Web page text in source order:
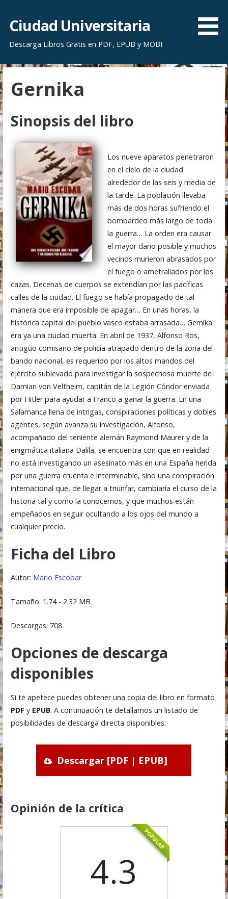
r
a
l
c
o
n
e
n
i
d
o
Ciudad Universitaria
Descarga Libros Gratis en PDF, EPUB y MOBI
Gernika
Sinopsis del libro
Los nueve aparatos penetraron
en el cielo de la ciudad
alrededor de las seis y media de
la tarde. La población llevaba
más de dos horas sufriendo el
bombardeo más largo de toda
la guerra… La orden era causar
el mayor daño posible y muchos
vecinos murieron abrasados por
el fuego o ametrallados por los
cazas. Decenas de cuerpos se extendían por las pacíficas
calles de la ciudad. El fuego se había propagado de tal
manera que era imposible de apagar… En unas horas, la
histórica capital del pueblo vasco estaba arrasada… Gernika
era ya una ciudad muerta. En abril de 1937, Alfonso Ros,
antiguo comisario de policía atrapado dentro de la zona del
bando nacional, es requerido por los altos mandos del
ejército sublevado para investigar la sospechosa muerte de
Damian von Veltheim, capitán de la Legión Cóndor enviada
por Hitler para ayudar a Franco a ganar la guerra. En una
Salamanca llena de intrigas, conspiraciones políticas y dobles
agentes, según avanza su investigación, Alfonso,
acompañado del teniente alemán Raymond Maurer y de la
enigmática italiana Dalila, se encuentra con que en realidad
no está investigando un asesinato más en una España herida
por una guerra cruenta e interminable, sino una conspiración
internacional que, de llegar a triunfar, cambiaría el curso de la
historia tal y como la conocemos, y que muchos están
empeñados en seguir ocultando a los ojos del mundo a
cualquier precio.
Ficha del Libro
Autor: Mario Escobar
Tamaño: 1.74 - 2.32 MB
Descargas: 708
Opciones de descarga
disponibles
Si te apetece puedes obtener una copia del libro en formato
PDF y EPUB. A continuación te detallamos un listado de
posibilidades de descarga directa disponibles:
Descargar [PDF | EPUB]
Opinión de la crítica
POPULAR
4.3